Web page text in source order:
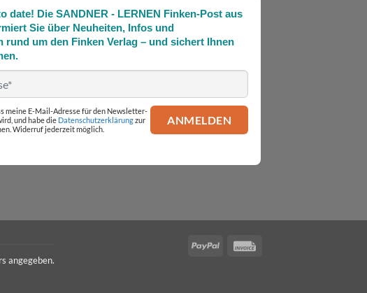
date! Die SANDNER - LERNEN Finken-Post aus
Sie über Neuheiten, Infos und
rund um den Finken Verlag – und sichert Ihnen
meine E-Mail-Adresse für den Newsletter-
und habe die Datenschutzerklärungzur
Widerruf jederzeit möglich.
PayPal
angegeben.